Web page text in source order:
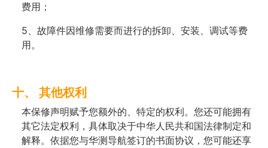
费用；
5、故障件因维修需要而进行的拆卸、安装、调试等费
用。
十、 其他权利
本保修声明赋予您额外的、特定的权利。您还可能拥有
其它法定权利，具体取决于中华人民共和国法律制定和
解释。依据您与华测导航签订的书面协议，您可能还享